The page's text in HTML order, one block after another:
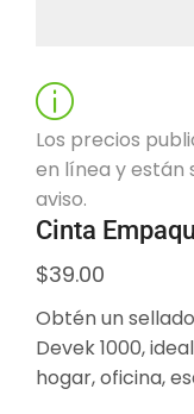
Los precios
en línea y están
aviso.
Cinta
$39.00
Obtén un
Devek 1000,
hogar, oficina,